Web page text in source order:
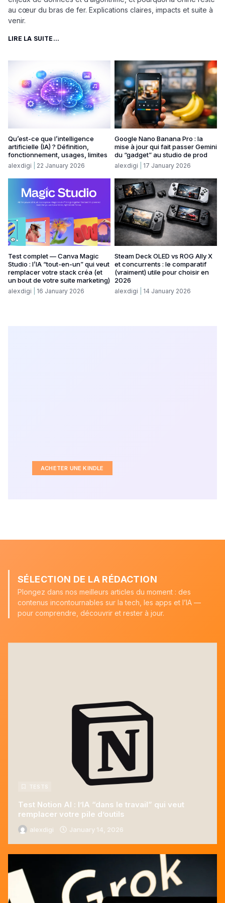
au cœur du bras de fer. Explications claires, impacts et suite à
venir.
LIRE LA SUITE...
Qu’est-ce que l’intelligence
artificielle (IA) ? Définition,
fonctionnement, usages, limites
alexdigi 22 January 2026
Google Nano Banana Pro : la
mise à jour qui fait passer Gemini
du “gadget” au studio de prod
alexdigi 17 January 2026
Test complet — Canva Magic
Studio : l’IA “tout-en-un” qui veut
remplacer votre stack créa (et
un bout de votre suite marketing)
alexdigi 16 January 2026
Steam Deck OLED vs ROG Ally X
et concurrents : le comparatif
(vraiment) utile pour choisir en
2026
alexdigi 14 January 2026
ACHETER UNE KINDLE
SÉLECTION DE LA RÉDACTION
Plongez dans nos meilleurs articles du moment : des
contenus incontournables sur la tech, les apps et l’IA —
pour comprendre, découvrir et rester à jour.
TESTS
Test Notion AI : l’IA “dans le travail” qui veut
remplacer votre pile d’outils
alexdigi January 14, 2026